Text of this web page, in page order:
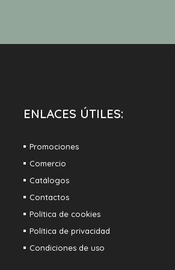
ENLACES ÚTILES:
Promociones
Comercio
Catálogos
Contactos
Política de cookies
Política de privacidad
Condiciones de uso